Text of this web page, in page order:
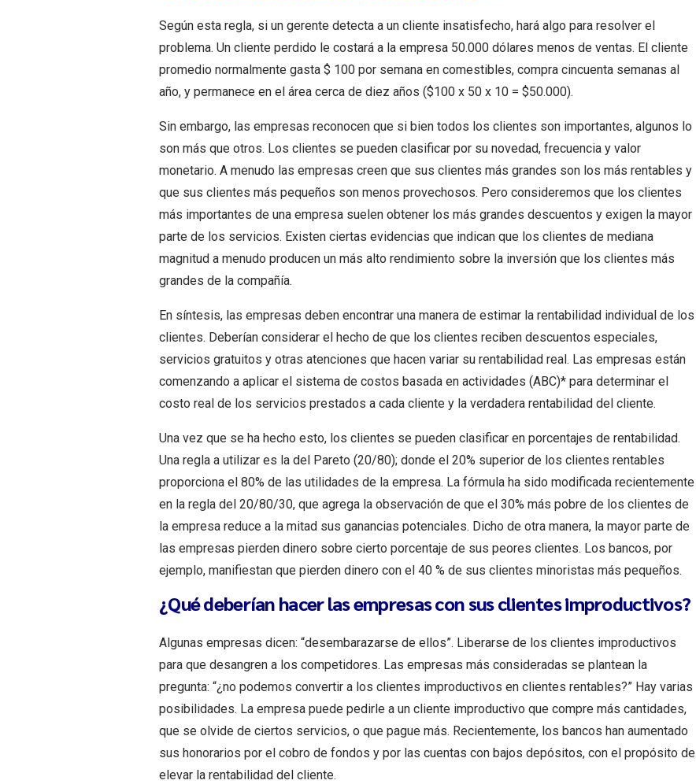
Según esta regla, si un gerente detecta a un cliente insatisfecho, hará algo para resolver el
problema. Un cliente perdido le costará a la empresa 50.000 dólares menos de ventas. El cliente
promedio normalmente gasta $ 100 por semana en comestibles, compra cincuenta semanas al
año, y permanece en el área cerca de diez años ($100 x 50 x 10 = $50.000).
Sin embargo, las empresas reconocen que si bien todos los clientes son importantes, algunos lo
son más que otros. Los clientes se pueden clasificar por su novedad, frecuencia y valor
monetario. A menudo las empresas creen que sus clientes más grandes son los más rentables y
que sus clientes más pequeños son menos provechosos. Pero consideremos que los clientes
más importantes de una empresa suelen obtener los más grandes descuentos y exigen la mayor
parte de los servicios. Existen ciertas evidencias que indican que los clientes de mediana
magnitud a menudo producen un más alto rendimiento sobre la inversión que los clientes más
grandes de la compañía.
En síntesis, las empresas deben encontrar una manera de estimar la rentabilidad individual de los
clientes. Deberían considerar el hecho de que los clientes reciben descuentos especiales,
servicios gratuitos y otras atenciones que hacen variar su rentabilidad real. Las empresas están
comenzando a aplicar el sistema de costos basada en actividades (ABC)* para determinar el
costo real de los servicios prestados a cada cliente y la verdadera rentabilidad del cliente.
Una vez que se ha hecho esto, los clientes se pueden clasificar en porcentajes de rentabilidad.
Una regla a utilizar es la del Pareto (20/80); donde el 20% superior de los clientes rentables
proporciona el 80% de las utilidades de la empresa. La fórmula ha sido modificada recientemente
en la regla del 20/80/30, que agrega la observación de que el 30% más pobre de los clientes de
la empresa reduce a la mitad sus ganancias potenciales. Dicho de otra manera, la mayor parte de
las empresas pierden dinero sobre cierto porcentaje de sus peores clientes. Los bancos, por
ejemplo, manifiestan que pierden dinero con el 40 % de sus clientes minoristas más pequeños.
¿Qué deberían hacer las empresas con sus clientes improductivos?
Algunas empresas dicen: “desembarazarse de ellos”. Liberarse de los clientes improductivos
para que desangren a los competidores. Las empresas más consideradas se plantean la
pregunta: “¿no podemos convertir a los clientes improductivos en clientes rentables?” Hay varias
posibilidades. La empresa puede pedirle a un cliente improductivo que compre más cantidades,
que se olvide de ciertos servicios, o que pague más. Recientemente, los bancos han aumentado
sus honorarios por el cobro de fondos y por las cuentas con bajos depósitos, con el propósito de
elevar la rentabilidad del cliente.